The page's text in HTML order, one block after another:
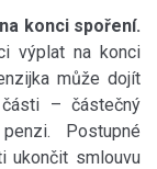
konci spoření.
výplat na konci
může dojít
– částečný
Postupné
ukončit smlouvu